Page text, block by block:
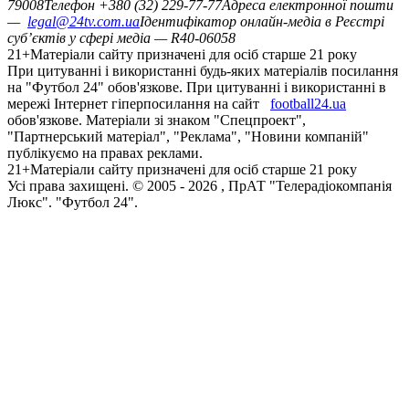
79008Телефон +380 (32) 229-77-77Адреса електронної пошти
— legal@24tv.com.uaІдентифікатор онлайн-медіа в Реєстрі
суб’єктів у сфері медіа — R40-06058
21+Матеріали сайту призначені для осіб старше 21 року
При цитуванні і використанні будь-яких матеріалів посилання
на "Футбол 24" обов'язкове. При цитуванні і використанні в
мережі Інтернет гіперпосилання на сайт
football24.ua
обов'язкове. Матеріали зі знаком "Спецпроект",
"Партнерський матеріал", "Реклама", "Новини компаній"
публікуємо на правах реклами.
21+Матеріали сайту призначені для осіб старше 21 року
Усi права захищенi. © 2005 - 2026 , ПрАТ "Телерадіокомпанія
Люкс". "Футбол 24".